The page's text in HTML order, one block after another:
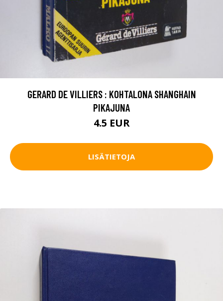
GERARD DE VILLIERS : KOHTALONA SHANGHAIN
PIKAJUNA
4.5 EUR
LISÄTIETOJA